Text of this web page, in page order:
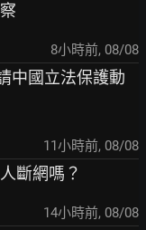
8小時前, 08/08
中國立法保護動
11小時前, 08/08
斷網嗎？
14小時前, 08/08